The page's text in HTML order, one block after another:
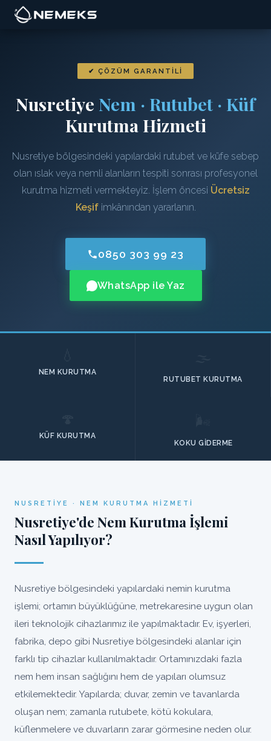
✔ ÇÖZÜM GARANTILI
Nusretiye Nem · Rutubet · Küf
Kurutma Hizmeti
Nusretiye bölgesindeki yapılardaki rutubet ve küfe sebep
olan ıslak veya nemli alanların tespiti sonrası profesyonel
kurutma hizmeti vermekteyiz. İşlem öncesi Ücretsiz
Keşifimkânından yararlanın.
0850 303 99 23
WhatsApp ile Yaz
NEM KURUTMA
RUTUBET KURUTMA
KÜF KURUTMA
KOKU GIDERME
NUSRETIYE · NEM KURUTMA HIZMETI
Nusretiye'de Nem Kurutma İşlemi
Nasıl Yapılıyor?
Nusretiye bölgesindeki yapılardaki nemin kurutma
işlemi; ortamın büyüklüğüne, metrekaresine uygun olan
ileri teknolojik cihazlarımız ile yapılmaktadır. Ev, işyerleri,
fabrika, depo gibi Nusretiye bölgesindeki alanlar için
farklı tip cihazlar kullanılmaktadır. Ortamınızdaki fazla
nem hem insan sağlığını hem de yapıları olumsuz
etkilemektedir. Yapılarda; duvar, zemin ve tavanlarda
oluşan nem; zamanla rutubete, kötü kokulara,
küflenmelere ve duvarların zarar görmesine neden olur.